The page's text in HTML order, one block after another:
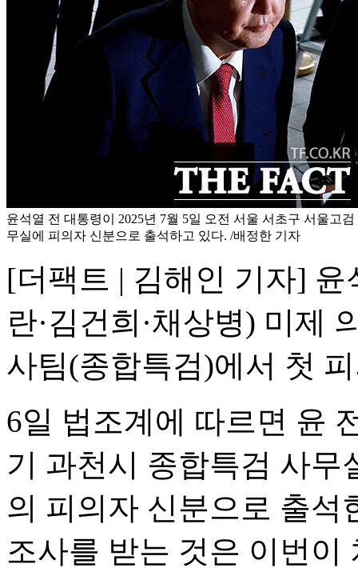
윤석열 전 대통령이 2025년 7월 5일 오전 서울 서초구 서울고
무실에 피의자 신분으로 출석하고 있다. /배정한 기자
[더팩트 | 김해인 기자]
란·김건희·채상병) 미제
사팀(종합특검)에서 첫
6일 법조계에 따르면 윤
기 과천시 종합특검 사
의 피의자 신분으로 출석
조사를 받는 것은 이번이